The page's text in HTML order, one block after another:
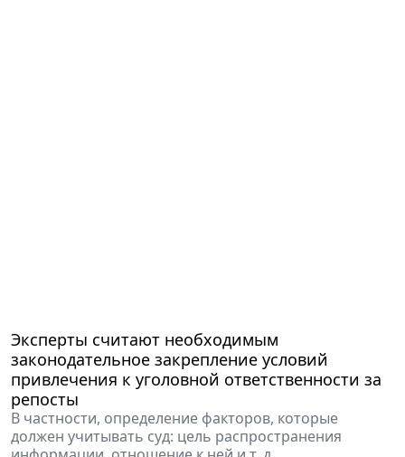
Эксперты считают необходимым
законодательное закрепление условий
привлечения к уголовной ответственности за
репосты
В частности, определение факторов, которые
должен учитывать суд: цель распространения